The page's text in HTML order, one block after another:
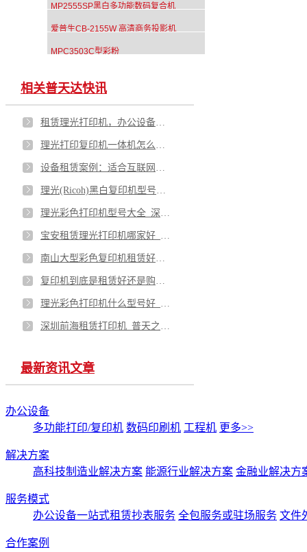
MP2555SP黑白多功能数码复合机
爱普生CB-2155W 高清商务投影机
MPC3503C型彩粉
相关普天达快讯
租赁理光打印机，办公设备全包服务要不要签？
理光打印复印机一体机怎么样？
设备租赁案例：适合互联网公司的复印机租赁方案
理光(Ricoh)黑白复印机型号大全_深圳总代理商
理光彩色打印机型号大全_深圳总代理商
宝安租赁理光打印机哪家好_怎样选择合适的打印机
南山大型彩色复印机租赁好处有哪些_打印机租赁方案
复印机到底是租赁好还是购买_怎么选复印机
理光彩色打印机什么型号好_彩色打印机型号介绍
深圳前海租赁打印机_普天之下，一呼即达
最新资讯文章
办公设备
多功能打印/复印机 数码印刷机 工程机 更多>>
解决方案
高科技制造业解决方案 能源行业解决方案 金融业解决方
服务模式
办公设备一站式租赁抄表服务 全包服务或驻场服务 文件
合作案例